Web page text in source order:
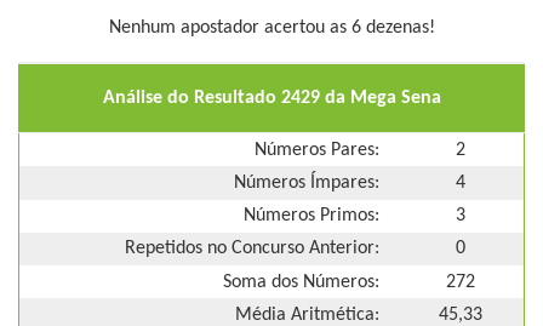
Nenhum apostador acertou as 6 dezenas!
Análise do Resultado 2429 da Mega Sena
Números Pares:
2
Números Ímpares:
4
Números Primos:
3
Repetidos no Concurso Anterior:
0
Soma dos Números:
272
Média Aritmética:
45,33